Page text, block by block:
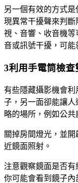
另一個有效的方式是
現異常干擾聲來判
視、音響、收音機
音或訊號干擾，可能
3利用手電筒檢查
有些隱藏攝影機會
子，另一面卻能讓
略的場所，例如公
關掉房間燈光，並開
近鏡面照射。
注意觀察鏡面是否有
你可能會看到鏡子內